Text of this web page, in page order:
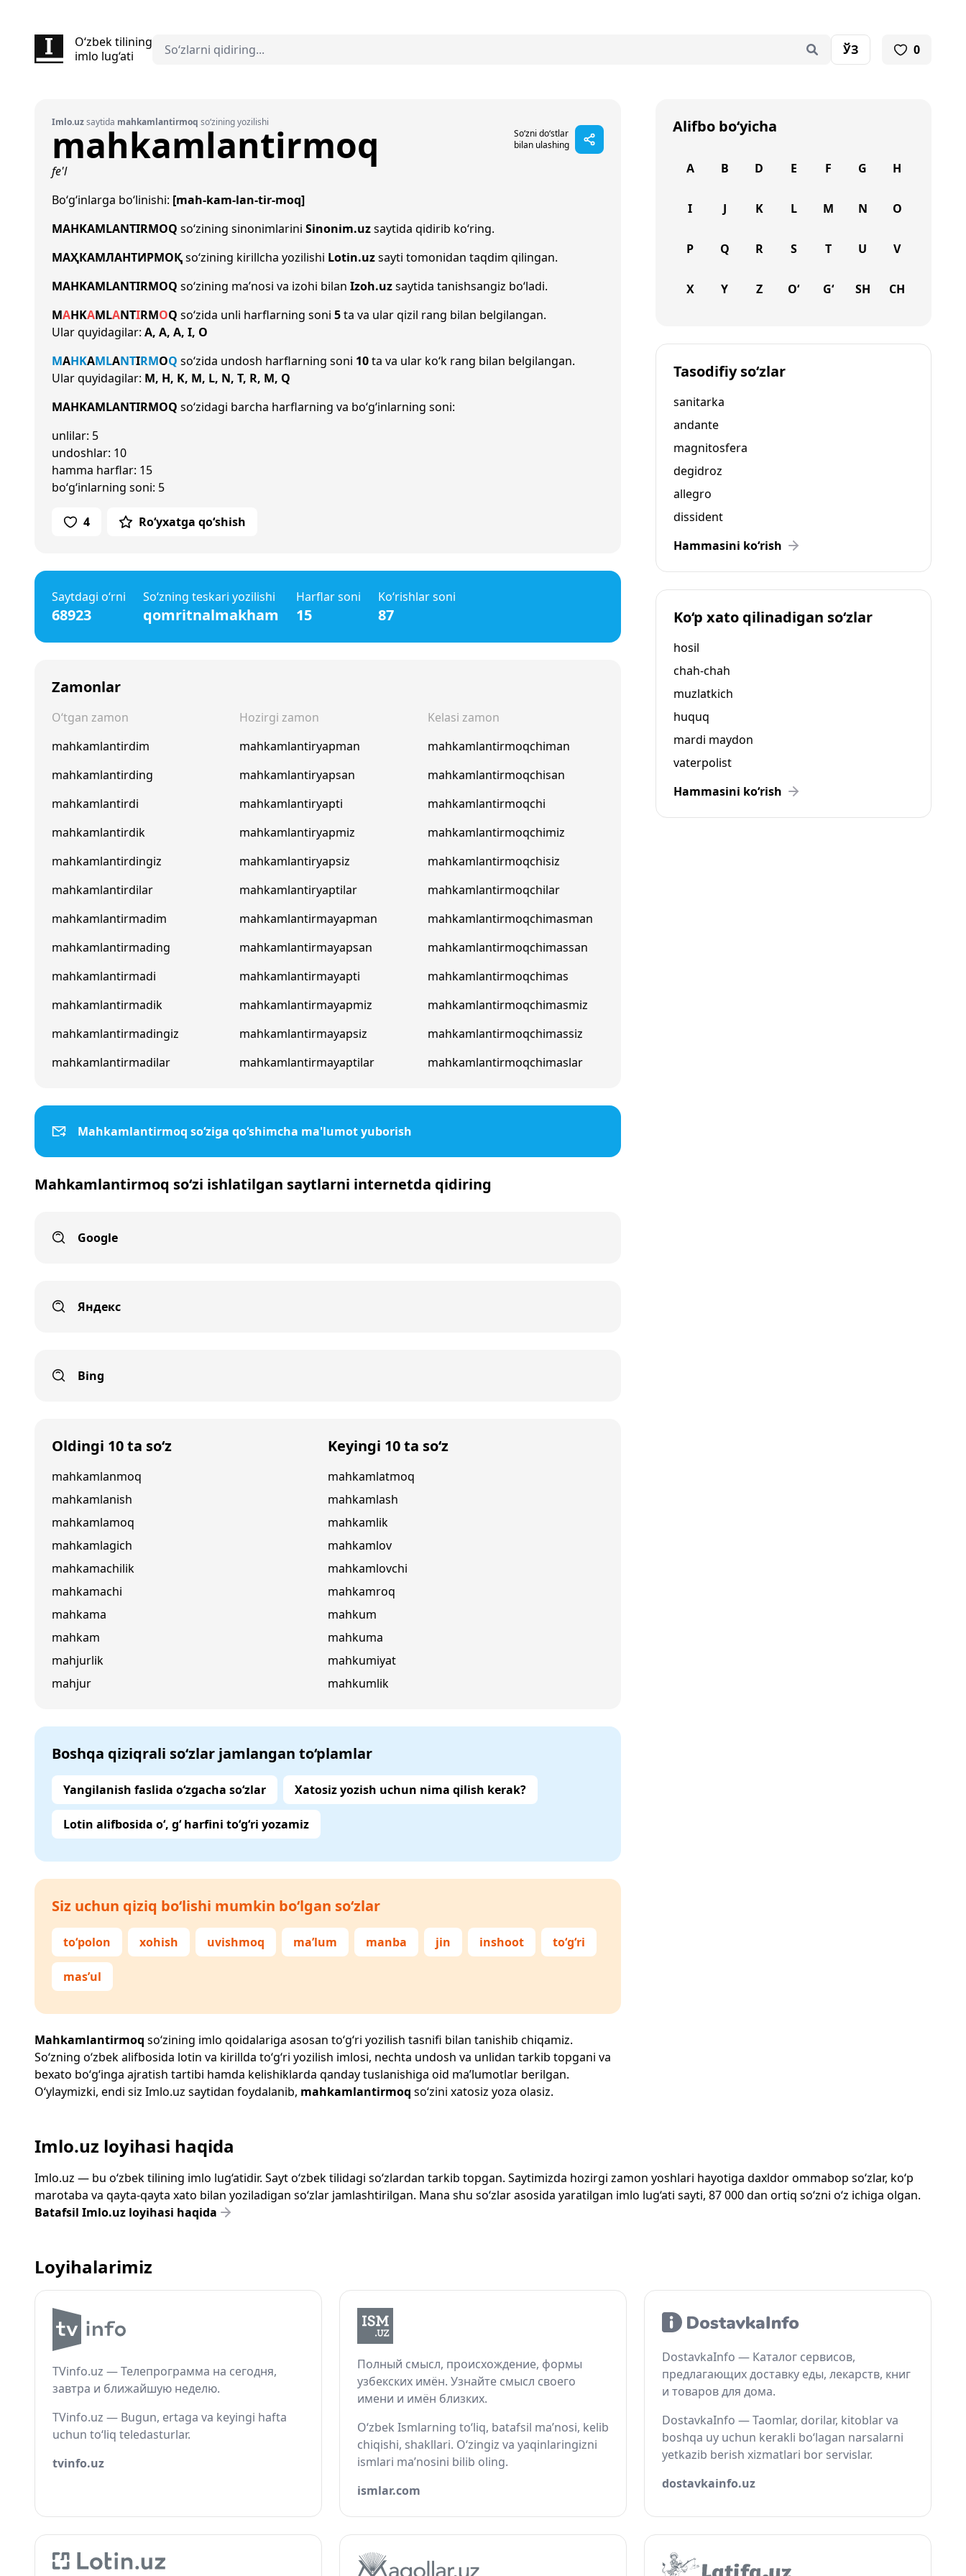
O‘zbek tilining
imlo lug‘ati
ЎЗ 0
Imlo.uzsaytida mahkamlantirmoq so‘zining yozilishi
mahkamlantirmoq
So‘zni do‘stlar
bilan ulashing
fe'l
Bo‘g‘inlarga bo‘linishi: [mah-kam-lan-tir-moq]
MAHKAMLANTIRMOQ so‘zining sinonimlarini Sinonim.uzsaytida qidirib ko‘ring.
МАҲКАМЛАНТИРМОҚso‘zining kirillcha yozilishi Lotin.uzsayti tomonidan taqdim qilingan.
MAHKAMLANTIRMOQ so‘zining ma’nosi va izohi bilan Izoh.uzsaytida tanishsangiz bo‘ladi.
MAHKAMLANTIRMOQ so‘zida unli harflarning soni 5ta va ular qizil rang bilan belgilangan.
Ular quyidagilar: A, A, A, I, O
MAHKAMLANTIRMOQ so‘zida undosh harflarning soni 10ta va ular ko‘k rang bilan belgilangan.
Ular quyidagilar: M, H, K, M, L, N, T, R, M, Q
MAHKAMLANTIRMOQ so‘zidagi barcha harflarning va bo‘g‘inlarning soni:
unlilar: 5
undoshlar: 10
hamma harflar: 15
bo‘g‘inlarning soni: 5
4 Ro‘yxatga qo‘shish
Saytdagi o‘rni
68923
So‘zning teskari yozilishi
qomritnalmakham
Harflar soni
15
Ko‘rishlar soni
87
Zamonlar
O‘tgan zamon
mahkamlantirdim
mahkamlantirding
mahkamlantirdi
mahkamlantirdik
mahkamlantirdingiz
mahkamlantirdilar
mahkamlantirmadim
mahkamlantirmading
mahkamlantirmadi
mahkamlantirmadik
mahkamlantirmadingiz
mahkamlantirmadilar
Hozirgi zamon
mahkamlantiryapman
mahkamlantiryapsan
mahkamlantiryapti
mahkamlantiryapmiz
mahkamlantiryapsiz
mahkamlantiryaptilar
mahkamlantirmayapman
mahkamlantirmayapsan
mahkamlantirmayapti
mahkamlantirmayapmiz
mahkamlantirmayapsiz
mahkamlantirmayaptilar
Kelasi zamon
mahkamlantirmoqchiman
mahkamlantirmoqchisan
mahkamlantirmoqchi
mahkamlantirmoqchimiz
mahkamlantirmoqchisiz
mahkamlantirmoqchilar
mahkamlantirmoqchimasman
mahkamlantirmoqchimassan
mahkamlantirmoqchimas
mahkamlantirmoqchimasmiz
mahkamlantirmoqchimassiz
mahkamlantirmoqchimaslar
Mahkamlantirmoq so‘ziga qo‘shimcha ma'lumot yuborish
Mahkamlantirmoq so‘zi ishlatilgan saytlarni internetda qidiring
Google
Яндекс
Bing
Oldingi 10 ta so‘z
mahkamlanmoq
mahkamlanish
mahkamlamoq
mahkamlagich
mahkamachilik
mahkamachi
mahkama
mahkam
mahjurlik
mahjur
Keyingi 10 ta so‘z
mahkamlatmoq
mahkamlash
mahkamlik
mahkamlov
mahkamlovchi
mahkamroq
mahkum
mahkuma
mahkumiyat
mahkumlik
Boshqa qiziqrali so‘zlar jamlangan to‘plamlar
Yangilanish faslida o‘zgacha so‘zlar Xatosiz yozish uchun nima qilish kerak?
Lotin alifbosida o‘, g‘ harfini to‘g‘ri yozamiz
Siz uchun qiziq bo‘lishi mumkin bo‘lgan so‘zlar
to‘polon xohish uvishmoq ma’lum manba jin inshoot to‘g‘ri
mas’ul
Mahkamlantirmoq so‘zining imlo qoidalariga asosan to‘g‘ri yozilish tasnifi bilan tanishib chiqamiz.
So‘zning o‘zbek alifbosida lotin va kirillda to‘g‘ri yozilish imlosi, nechta undosh va unlidan tarkib topgani va
bexato bo‘g‘inga ajratish tartibi hamda kelishiklarda qanday tuslanishiga oid ma’lumotlar berilgan.
O‘ylaymizki, endi siz Imlo.uz saytidan foydalanib, mahkamlantirmoq so‘zini xatosiz yoza olasiz.
Alifbo bo‘yicha
A B D E F G H
I J K L M N O
P Q R S T U V
X Y Z O‘ G‘ SH CH
Tasodifiy so‘zlar
sanitarka
andante
magnitosfera
degidroz
allegro
dissident
Hammasini ko‘rish
Ko‘p xato qilinadigan so‘zlar
hosil
chah-chah
muzlatkich
huquq
mardi maydon
vaterpolist
Hammasini ko‘rish
Imlo.uz loyihasi haqida
Imlo.uz — bu o‘zbek tilining imlo lug‘atidir. Sayt o‘zbek tilidagi so‘zlardan tarkib topgan. Saytimizda hozirgi zamon yoshlari hayotiga daxldor ommabop so‘zlar, ko‘p
marotaba va qayta-qayta xato bilan yoziladigan so‘zlar jamlashtirilgan. Mana shu so‘zlar asosida yaratilgan imlo lug‘ati sayti, 87 000 dan ortiq so‘zni o‘z ichiga olgan.
Batafsil Imlo.uz loyihasi haqida
Loyihalarimiz
TVinfo.uz — Телепрограмма на сегодня,
завтра и ближайшую неделю.
TVinfo.uz — Bugun, ertaga va keyingi hafta
uchun to‘liq teledasturlar.
tvinfo.uz
Полный смысл, происхождение, формы
узбекских имён. Узнайте смысл своего
имени и имён близких.
O‘zbek Ismlarning to‘liq, batafsil ma’nosi, kelib
chiqishi, shakllari. O‘zingiz va yaqinlaringizni
ismlari ma’nosini bilib oling.
ismlar.com
DostavkaInfo — Каталог сервисов,
предлагающих доставку еды, лекарств, книг
и товаров для дома.
DostavkaInfo — Taomlar, dorilar, kitoblar va
boshqa uy uchun kerakli bo‘lagan narsalarni
yetkazib berish xizmatlari bor servislar.
dostavkainfo.uz